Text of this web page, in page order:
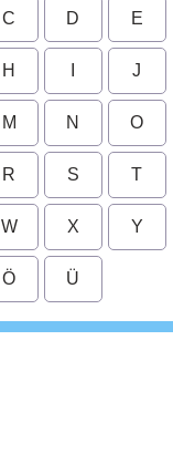
C D E
H J
M N O
R S T
W X Y
Ö Ü